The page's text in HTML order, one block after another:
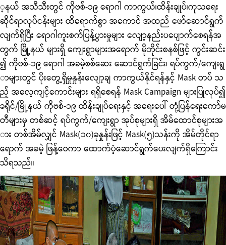
့နယ် အသီသီးတွင် ကိုဗစ်-၁၉ ရောဂါ ကာကွယ်၊ထိန်းချုပ်၊ကုသရေး
ဆိုင်ရာလုပ်ငန်းများ ထိရောက်စွာ အကောင် အထည် ဖော်ဆောင်ရွက်
လျက်ရှိပြီး ရောဂါကူးစက်ပြန့်ပွားမှုများ လျော့နည်းပပျောက်စေရန်အ
တွက် မြို့နယ် များရှိ ကျေးရွာများအရောက် မိုဘိုင်းစနစ်ဖြင့် ကွင်းဆင်း
၍ ကိုဗစ်-၁၉ ရောဂါ အခမဲ့စစ်ဆေး ဆောင်ရွက်ခြင်း၊ ရပ်ကွက်/ကျေးရွ
ာများတွင် ပိုးတွေ့ရှိမှုနှုန်းလျော့ချ ကာကွယ်နိုင်ရန်နှင့် Mask တပ် သ
ည့် အလေ့ကျင့်ကောင်းများ ရရှိစေရန် Mask Campaign များပြုလုပ်၍
ခရိုင်/မြို့နယ် ကိုဗစ်-၁၉ ထိန်းချုပ်ရေးနှင့် အရေးပေါ် တုံ့ပြန်ရေးကော်မ
တီများမှ တစ်ဆင့် ရပ်ကွက်/ကျေးရွာ အုပ်စုများရှိ အိမ်ထောင်စုများအ
ား တစ်အိမ်လျှင် Mask(၁၀)ခုနှုန်းဖြင့် Mask(၅)သန်းကို အိမ်တိုင်ရာ
ရောက် အခမဲ့ ဖြန့်ဝေကာ ထောက်ပံ့ဆောင်ရွက်ပေးလျက်ရှိကြောင်း
သိရသည်။